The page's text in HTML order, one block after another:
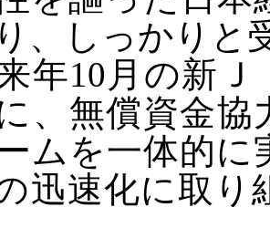
、しっかりと
年10月の新
、無償資金
ムを一体的に
迅速化に取